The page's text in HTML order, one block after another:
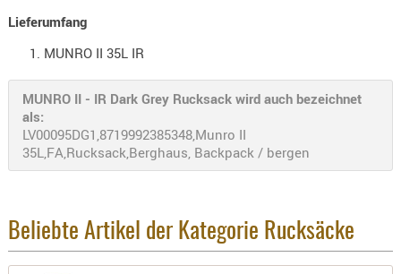
Lieferumfang
MUNRO II 35L IR
MUNRO II - IR Dark Grey Rucksack wird auch bezeichnet
als:
LV00095DG1,8719992385348,Munro II
35L,FA,Rucksack,Berghaus, Backpack / bergen
Beliebte Artikel der Kategorie Rucksäcke